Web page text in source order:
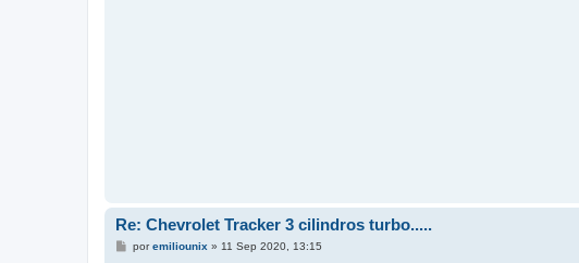
Re: Chevrolet Tracker 3 cilindros turbo.....
Mporemiliounix » 11 Sep 2020, 13:15